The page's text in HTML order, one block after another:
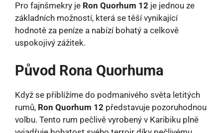
Pro fajnšmekry je Ron Quorhum 12 je jednou ze
základních možností, která se těší vynikající
hodnotě za peníze a nabízí bohatý a celkově
uspokojivý zážitek.
Původ Rona Quorhuma
Když se přiblížíme do podmanivého světa letitých
rumů, Ron Quorhum 12 představuje pozoruhodnou
volbu. Tento rum pečlivě vyrobený v Karibiku plně